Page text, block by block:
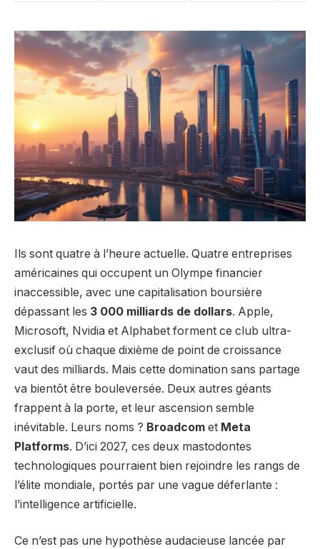
Ils sont quatre à l’heure actuelle. Quatre entreprises
américaines qui occupent un Olympe financier
inaccessible, avec une capitalisation boursière
dépassant les 3 000 milliards de dollars. Apple,
Microsoft, Nvidia et Alphabet forment ce club ultra-
exclusif où chaque dixième de point de croissance
vaut des milliards. Mais cette domination sans partage
va bientôt être bouleversée. Deux autres géants
frappent à la porte, et leur ascension semble
inévitable. Leurs noms ? Broadcom et Meta
Platforms. D’ici 2027, ces deux mastodontes
technologiques pourraient bien rejoindre les rangs de
l’élite mondiale, portés par une vague déferlante :
l’intelligence artificielle.
Ce n’est pas une hypothèse audacieuse lancée par